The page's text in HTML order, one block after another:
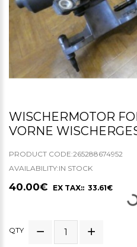
WISCHERMOTOR
VORNE
PRODUCT CODE:265288674952
AVAILABILITY:IN STOCK
40.00€ EX TAX:: 33.61€
QTY